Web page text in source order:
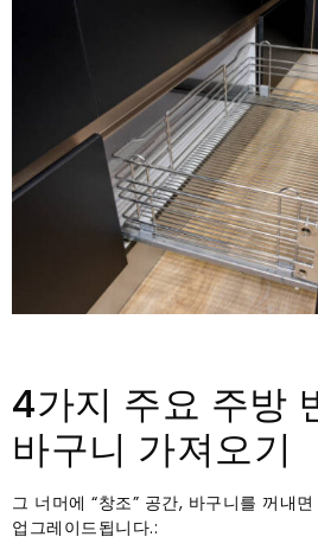
4가지 주요 주방
바구니 가져오기
그 너머에 “창조” 공간, 바구니를 꺼내
업그레이드됩니다.: